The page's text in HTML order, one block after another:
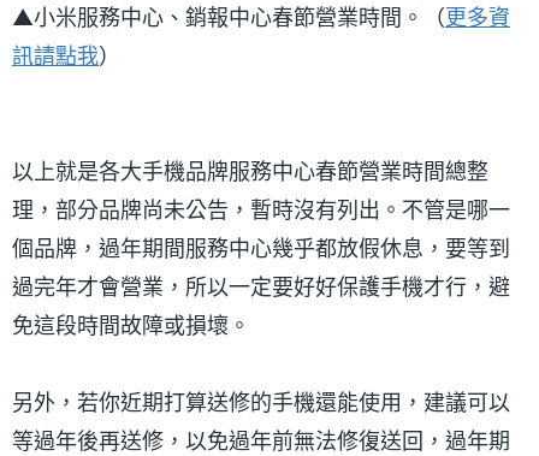
▲小米服務中心、銷報中心春節營業時間。（更多資
訊請點我）
以上就是各大手機品牌服務中心春節營業時間總整
理，部分品牌尚未公告，暫時沒有列出。不管是哪一
個品牌，過年期間服務中心幾乎都放假休息，要等到
過完年才會營業，所以一定要好好保護手機才行，避
免這段時間故障或損壞。
另外，若你近期打算送修的手機還能使用，建議可以
等過年後再送修，以免過年前無法修復送回，過年期